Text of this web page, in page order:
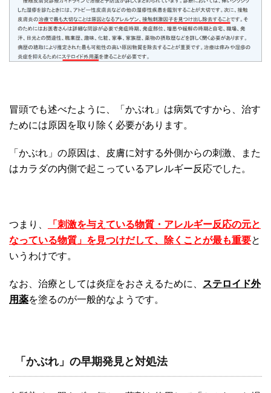
冒頭でも述べたように、「かぶれ」は病気ですから、治す
ためには原因を取り除く必要があります。
「かぶれ」の原因は、皮膚に対する外側からの刺激、また
はカラダの内側で起こっているアレルギー反応でした。
つまり、
「刺激を与えている物質・アレルギー反応の元と
なっている物質」を見つけだして、除くことが最も重要と
いうわけです。
なお、治療としては炎症をおさえるために、
ステロイド外
用薬を塗るのが一般的なようです。
「かぶれ」の早期発見と対処法